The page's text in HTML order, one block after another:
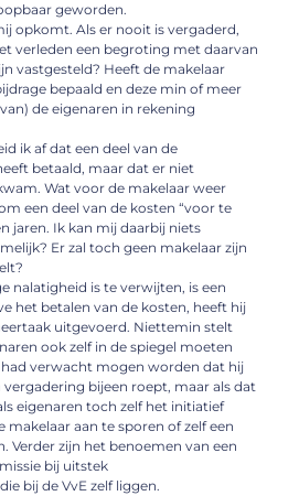
geworden.
opkomt. Als er nooit is vergaderd,
verleden een begroting met daarvan
vastgesteld? Heeft de makelaar
bepaald en deze min of meer
de eigenaren in rekening
ik af dat een deel van de
betaald, maar dat er niet
Wat voor de makelaar weer
een deel van de kosten “voor te
jaren. Ik kan mij daarbij niets
Er zal toch geen makelaar zijn
nalatigheid is te verwijten, is een
het betalen van de kosten, heeft hij
uitgevoerd. Niettemin stelt
ook zelf in de spiegel moeten
had verwacht mogen worden dat hij
vergadering bijeen roept, maar als dat
eigenaren toch zelf het initiatief
aan te sporen of zelf een
Verder zijn het benoemen van een
bij uitstek
bij de VvE zelf liggen.